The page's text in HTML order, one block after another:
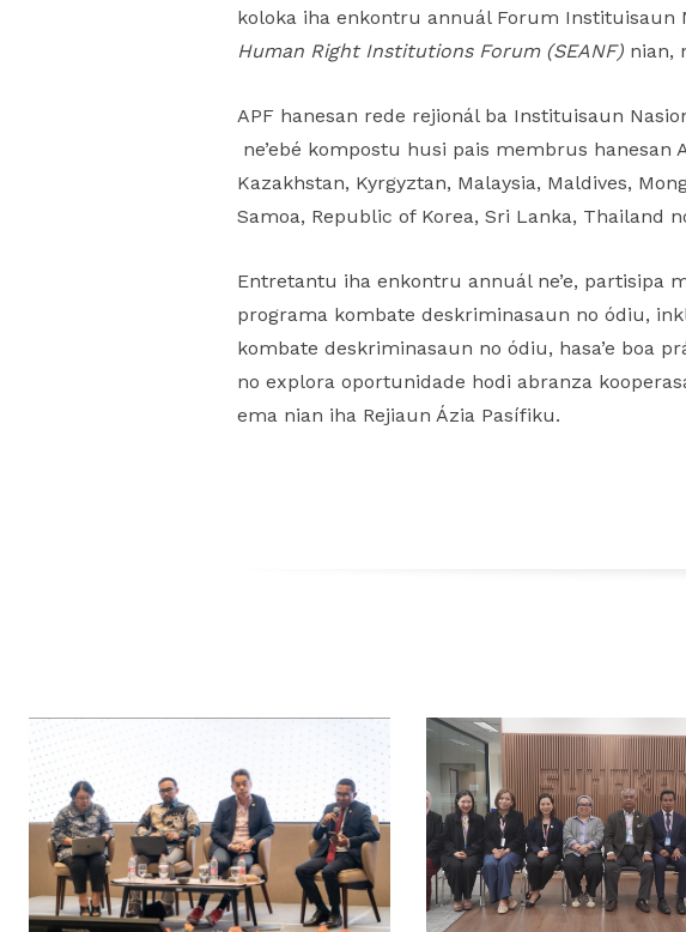
koloka iha enkontru annuál Forum Instituisaun
Human Right Institutions Forum (SEANF) nian,
APF hanesan rede rejionál ba Instituisaun
ne’ebé kompostu husi pais membrus hanesan
Kazakhstan, Kyrgyztan, Malaysia, Maldives,
Samoa, Republic of Korea, Sri Lanka, Thailand
Entretantu iha enkontru annuál ne’e, partisipa
programa kombate deskriminasaun no ódiu,
kombate deskriminasaun no ódiu, hasa’e boa
no explora oportunidade hodi abranza
ema nian iha Rejiaun Ázia Pasífiku.